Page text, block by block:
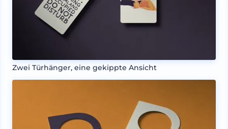
Zwei Türhänger, eine gekippte Ansicht